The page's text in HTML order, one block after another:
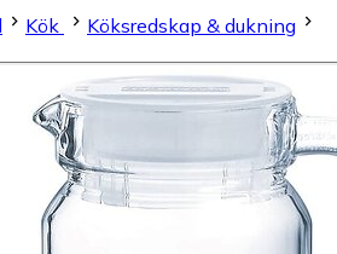
Kök
Köksredskap & dukning